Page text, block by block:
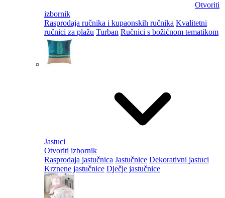
Otvoriti
izbornik
Rasprodaja ručnika i kupaonskih ručnika Kvalitetni
ručnici za plažu Turban Ručnici s božićnom tematikom
Jastuci
Otvoriti izbornik
Rasprodaja jastučnica Jastučnice Dekorativni jastuci
Krznene jastučnice Dječje jastučnice